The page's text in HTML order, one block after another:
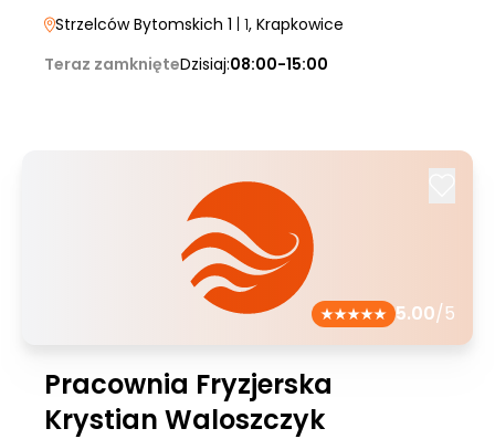
Strzelców Bytomskich 1 | 1, Krapkowice
Teraz zamknięteDzisiaj:08:00-15:00
5.00/5
Pracownia Fryzjerska
Krystian Waloszczyk